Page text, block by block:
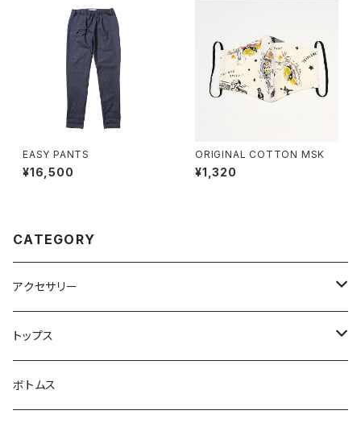
EASY PANTS
¥16,500
ORIGINAL COTTON MSK
¥1,320
CATEGORY
アクセサリー
バック
キャップ
トップス
アウター
ボトムス